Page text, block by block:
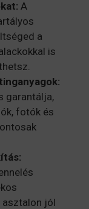
A
a
is
garantálja,
fotók és
asztalon jól